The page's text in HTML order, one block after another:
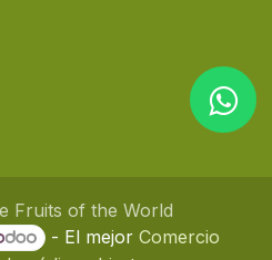
Fruits of the World
- El mejorComercio